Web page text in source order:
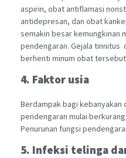
aspirin, obat antiflamasi
antidepresan, dan obat
semakin besar kemungkinan
pendengaran. Gejala tinnitus
berhenti minum obat
4. Faktor usia
Berdampak bagi kebanyakan
pendengaran mulai
Penurunan fungsi
5. Infeksi telinga